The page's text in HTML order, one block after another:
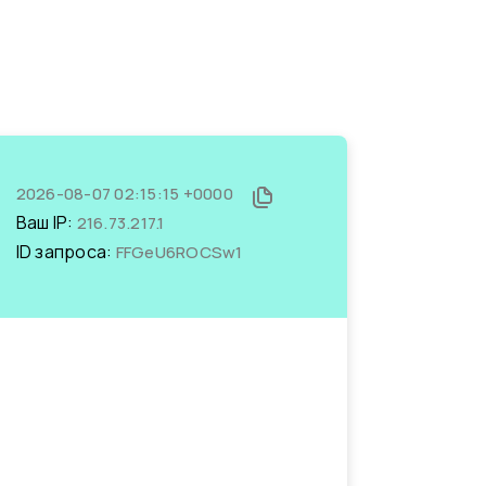
2026-08-07 02:15:15 +0000
Ваш IP: 216.73.217.1
ID запроса: FFGeU6ROCSw1